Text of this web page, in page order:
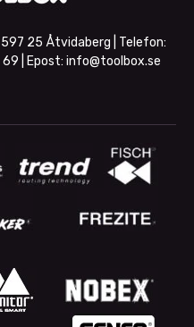
25 Åtvidaberg | Telefon:
| Epost: info@toolbox.se